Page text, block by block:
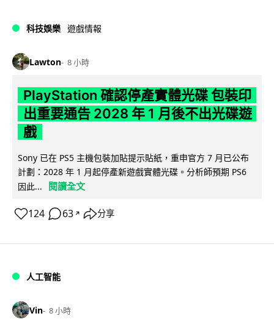
科技娛樂 遊戲情報
Lawton 8 小時
PlayStation 確認停產實體光碟 包裝印
出重要通告 2028 年 1 月後不出光碟遊
戲
Sony 已在 PS5 主機包裝加貼提示貼紙，重申官方 7 月已公布
計劃：2028 年 1 月起停產新遊戲實體光碟。分析師預期 PS6
因此...
閱讀全文
124 63 ↗ 分享
人工智能
Vin 8 小時